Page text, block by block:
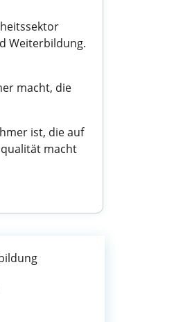
Weiterbildung.
macht, die
ist, die auf
macht